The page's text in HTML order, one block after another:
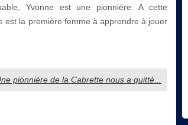
Yvonne est une pionnière. A cette
est la première femme à apprendre à jouer
pionnière de la Cabrette nous a quitté...